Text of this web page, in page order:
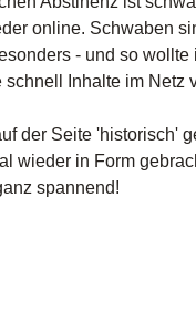
online. Schwaben
- und so wollte
Inhalte im Netz
der Seite 'historisch'
wieder in Form
spannend!